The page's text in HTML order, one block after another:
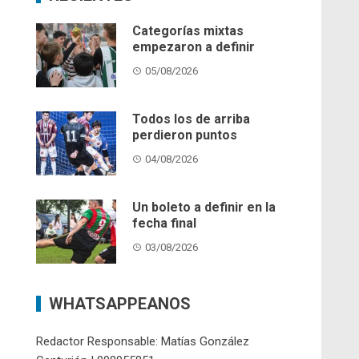
Categorías mixtas
empezaron a definir
05/08/2026
Todos los de arriba
perdieron puntos
04/08/2026
Un boleto a definir en la
fecha final
03/08/2026
WHATSAPPEANOS
Redactor Responsable: Matías González